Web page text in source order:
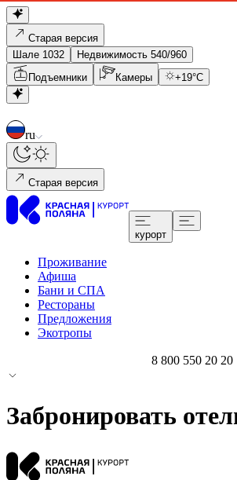
Старая версия
Шале 1032
Недвижимость 540/960
Подъемники
Камеры +19°C
ru
Старая версия
курорт
Проживание
Афиша
Бани и СПА
Рестораны
Предложения
Экотропы
8 800 550 20 20
Забронировать